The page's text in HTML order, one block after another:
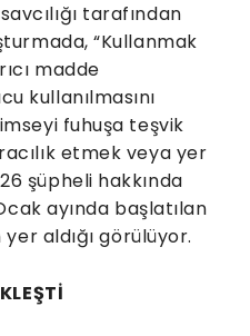
tarafından
“Kullanmak
madde
kullanılmasını
fuhuşa teşvik
etmek veya yer
şüpheli hakkında
ayında başlatılan
aldığı görülüyor.